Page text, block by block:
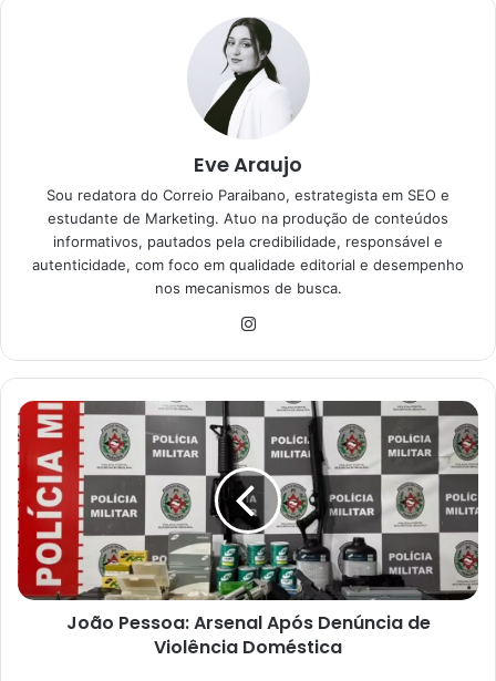
Eve Araujo
Sou redatora do Correio Paraibano, estrategista em SEO e
estudante de Marketing. Atuo na produção de conteúdos
informativos, pautados pela credibilidade, responsável e
autenticidade, com foco em qualidade editorial e desempenho
nos mecanismos de busca.
João
Pessoa:
Arsenal
Após
Denúncia
de
Violência
Doméstica
João Pessoa: Arsenal Após Denúncia de
Violência Doméstica